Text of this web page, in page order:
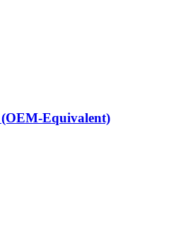
Equivalent)